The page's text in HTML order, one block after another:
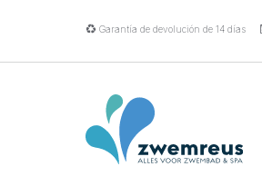
Garantía de devolución de 14 días